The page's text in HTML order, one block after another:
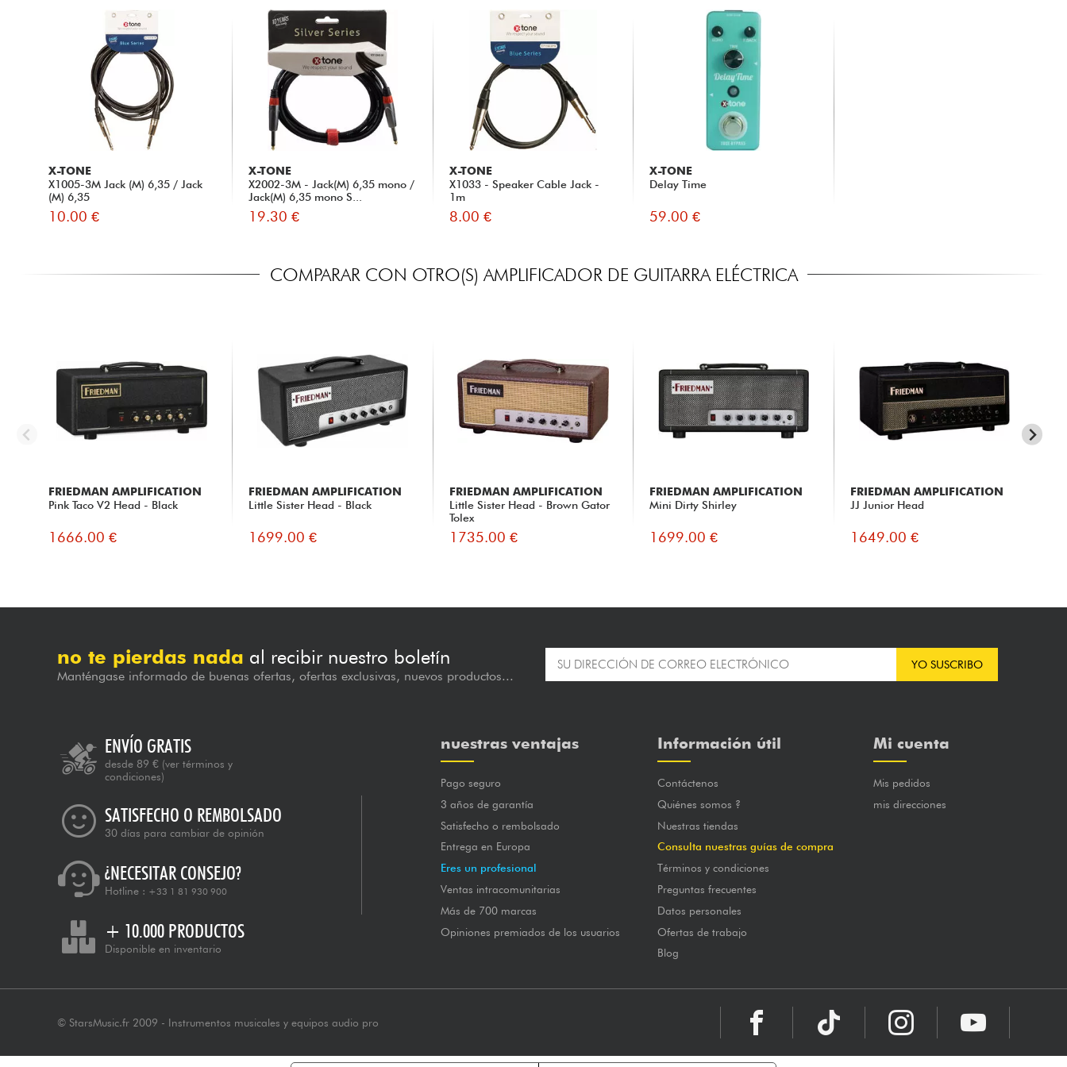
X-TONE
X1005-3M Jack (M) 6,35 / Jack
(M) 6,35
10.00 €
X-TONE
X2002-3M - Jack(M) 6,35 mono /
Jack(M) 6,35 mono S...
19.30 €
X-TONE
X1033 - Speaker Cable Jack -
1m
8.00 €
X-TONE
Delay Time
59.00 €
COMPARAR CON OTRO(S) AMPLIFICADOR DE GUITARRA ELÉCTRICA
FRIEDMAN AMPLIFICATION
Pink Taco V2 Head - Black
1666.00 €
FRIEDMAN AMPLIFICATION
Little Sister Head - Black
1699.00 €
FRIEDMAN AMPLIFICATION
Little Sister Head - Brown Gator
Tolex
1735.00 €
FRIEDMAN AMPLIFICATION
Mini Dirty Shirley
1699.00 €
FRIEDMAN AMPLIFICATION
JJ Junior Head
1649.00 €
no te pierdas nada al recibir nuestro boletín
Manténgase informado de buenas ofertas, ofertas exclusivas, nuevos productos...
YO SUSCRIBO
ENVÍO GRATIS
desde 89 € (ver términos y
condiciones)
SATISFECHO O REMBOLSADO
30 días para cambiar de opinión
¿NECESITAR CONSEJO?
Hotline : +33 1 81 930 900
+ 10.000 PRODUCTOS
Disponible en inventario
nuestras ventajas
Pago seguro
3 años de garantía
Satisfecho o rembolsado
Entrega en Europa
Eres un profesional
Ventas intracomunitarias
Más de 700 marcas
Opiniones premiados de los usuarios
Información útil
Contáctenos
Quiénes somos ?
Nuestras tiendas
Consulta nuestras guías de compra
Términos y condiciones
Preguntas frecuentes
Datos personales
Ofertas de trabajo
Blog
Mi cuenta
Mis pedidos
mis direcciones
© StarsMusic.fr 2009 - Instrumentos musicales y equipos audio pro